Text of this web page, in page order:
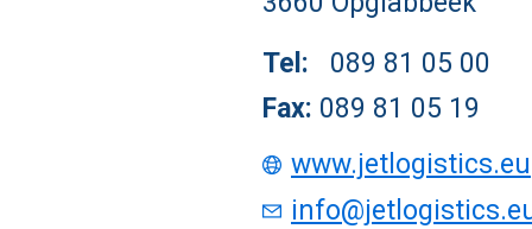
Tel: 089 81 05 00
Fax: 089 81 05 19
www.jetlogistics.eu